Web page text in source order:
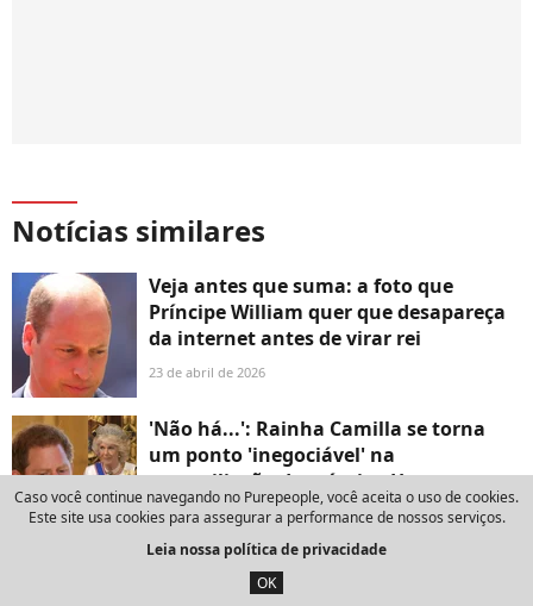
Notícias similares
Veja antes que suma: a foto que
Príncipe William quer que desapareça
da internet antes de virar rei
23 de abril de 2026
'Não há...': Rainha Camilla se torna
um ponto 'inegociável' na
reconciliação do príncipe Harry com o
pai, Rei Charles III
16 de julho de 2026
'Chegou a um ponto crítico': Kate
Caso você continue navegando no Purepeople, você aceita o uso de cookies.
Este site usa cookies para assegurar a performance de nossos serviços.
Leia nossa política de privacidade
OK